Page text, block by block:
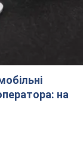
на